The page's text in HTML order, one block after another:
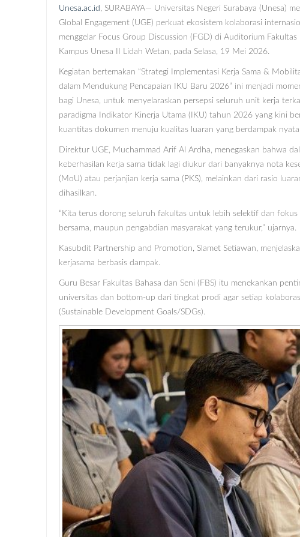
Unesa.ac.id , SURABAYA— Universitas Negeri Surabaya (Unesa)
Global Engagement (UGE) perkuat ekosistem kolaborasi
menggelar Focus Group Discussion (FGD) di Auditorium Fakultas
Kampus Unesa II Lidah Wetan, pada Selasa, 19 Mei 2026.
Kegiatan bertemakan “Strategi Implementasi Kerja Sama &
dalam Mendukung Pencapaian IKU Baru 2026” ini menjadi
bagi Unesa, untuk menyelaraskan persepsi seluruh unit kerja
paradigma Indikator Kinerja Utama (IKU) tahun 2026 yang kini
kuantitas dokumen menuju kualitas luaran yang berdampak
Direktur UGE, Muchammad Arif Al Ardha, menegaskan bahwa
keberhasilan kerja sama tidak lagi diukur dari banyaknya nota
(MoU) atau perjanjian kerja sama (PKS), melainkan dari rasio
dihasilkan.
“Kita terus dorong seluruh fakultas untuk lebih selektif dan
bersama, maupun pengabdian masyarakat yang terukur,” ujarnya.
Kasubdit Partnership and Promotion, Slamet Setiawan,
kerjasama berbasis dampak.
Guru Besar Fakultas Bahasa dan Seni (FBS) itu menekankan
universitas dan bottom-up dari tingkat prodi agar setiap
(Sustainable Development Goals/SDGs).